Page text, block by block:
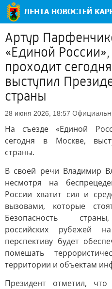
Артур
«Единой
проходит
выступил
страны
28 июня 2026, 18:57
На съезде «Единой
сегодня в Москве,
страны.
В своей речи Владимир
несмотря на
России хватит сил и
вызовами, которые
Безопасность
российских рубежей
перспективу будет
помешать
территории и объектам
Президент отметил,